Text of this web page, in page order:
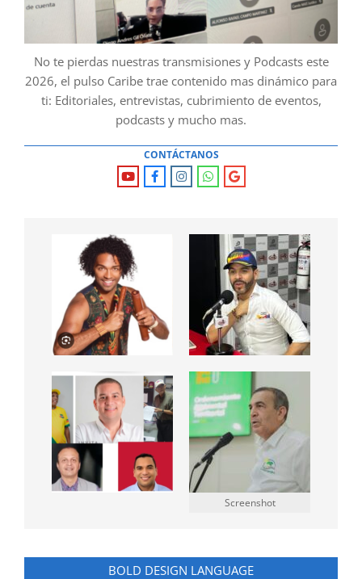
No te pierdas nuestras transmisiones y Podcasts este
2026, el pulso Caribe trae contenido mas dinámico para
ti: Editoriales, entrevistas, cubrimiento de eventos,
podcasts y mucho mas.
CONTÁCTANOS
Screenshot
BOLD DESIGN LANGUAGE